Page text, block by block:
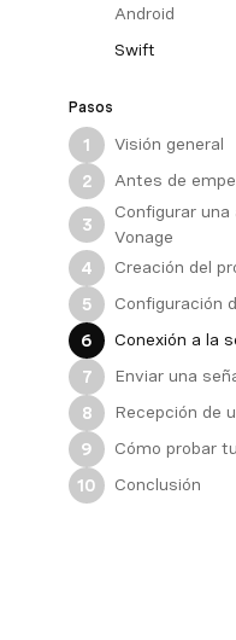
Android
Swift
Pasos
1
Visión general
2
Antes de
3
Configurar una
Vonage
4
Creación del
5
Configuración
6
Conexión a la
7
Enviar una
8
Recepción de
9
Cómo probar
10
Conclusión